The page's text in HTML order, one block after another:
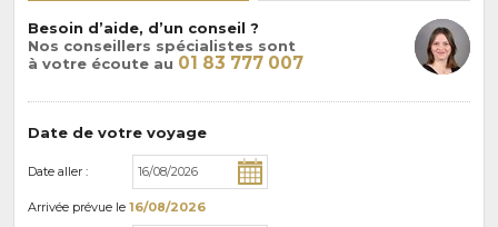
Besoin d’aide, d’un conseil ?
Nos conseillers spécialistes sont
à votre écoute au 01 83 777 007
Date de votre voyage
Date aller :
Arrivée prévue le 16/08/2026